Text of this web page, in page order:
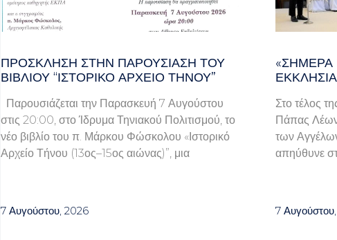
ΠΡΌΣΚΛΗΣΗ ΣΤΗΝ ΠΑΡΟΥΣΊΑΣΗ ΤΟΥ
ΒΙΒΛΊΟΥ “ΙΣΤΟΡΙΚΌ ΑΡΧΕΊΟ ΤΉΝΟΥ”
Παρουσιάζεται την Παρασκευή 7 Αυγούστου
στις 20:00, στο Ίδρυμα Τηνιακού Πολιτισμού, το
νέο βιβλίο του π. Μάρκου Φώσκολου «Ιστορικό
Αρχείο Τήνου (13ος–15ος αιώνας)”, μια
7 Αυγούστου, 2026
«ΣΉΜΕΡΑ
Στο τέλος
Πάπας Λέων
των
απηύθυνε
7